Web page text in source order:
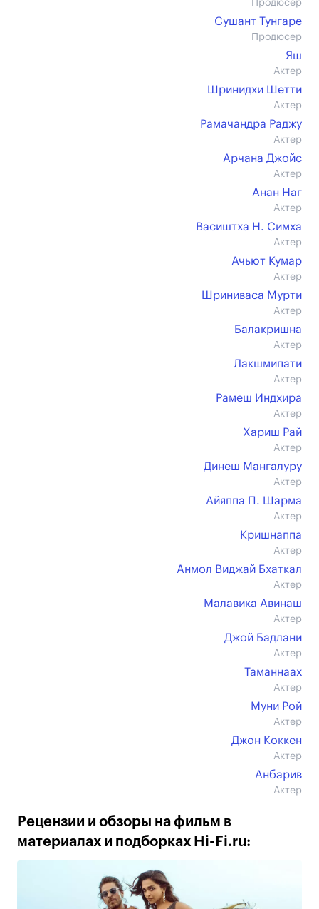
Продюсер
Сушант Тунгаре
Продюсер
Яш
Актер
Шринидхи Шетти
Актер
Рамачандра Раджу
Актер
Арчана Джойс
Актер
Анан Наг
Актер
Васиштха Н. Симха
Актер
Ачьют Кумар
Актер
Шриниваса Мурти
Актер
Балакришна
Актер
Лакшмипати
Актер
Рамеш Индхира
Актер
Хариш Рай
Актер
Динеш Мангалуру
Актер
Айяппа П. Шарма
Актер
Кришнаппа
Актер
Анмол Виджай Бхаткал
Актер
Малавика Авинаш
Актер
Джой Бадлани
Актер
Таманнаах
Актер
Муни Рой
Актер
Джон Коккен
Актер
Анбарив
Актер
Рецензии и обзоры на фильм в
материалах и подборках Hi-Fi.ru: